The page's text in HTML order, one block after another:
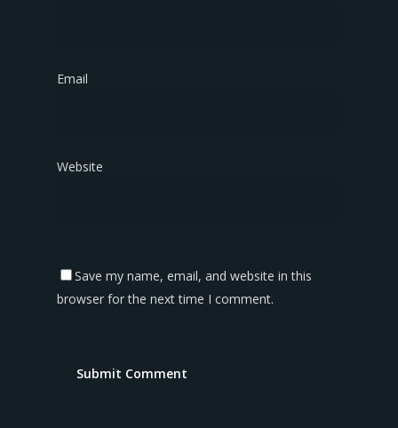
Email
Website
Save my name, email, and website in this
browser for the next time I comment.